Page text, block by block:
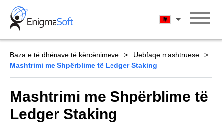
Skip
content
Shqip
Baza e të dhënave të kërcënimeve
Uebfaqe mashtruese
Mashtrimi me Shpërblime të Ledger Staking
Mashtrimi me Shpërblime të
Ledger Staking